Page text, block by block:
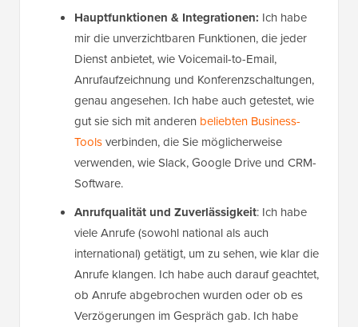
Hauptfunktionen & Integrationen: Ich habe
mir die unverzichtbaren Funktionen, die jeder
Dienst anbietet, wie Voicemail-to-Email,
Anrufaufzeichnung und Konferenzschaltungen,
genau angesehen. Ich habe auch getestet, wie
gut sie sich mit anderen beliebten Business-
Toolsverbinden, die Sie möglicherweise
verwenden, wie Slack, Google Drive und CRM-
Software.
Anrufqualität und Zuverlässigkeit: Ich habe
viele Anrufe (sowohl national als auch
international) getätigt, um zu sehen, wie klar die
Anrufe klangen. Ich habe auch darauf geachtet,
ob Anrufe abgebrochen wurden oder ob es
Verzögerungen im Gespräch gab. Ich habe